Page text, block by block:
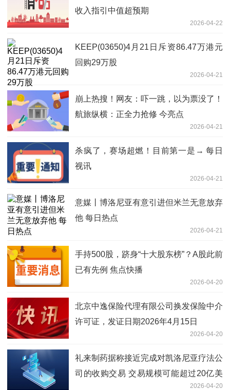
收入指引中值超预期
2026-04-22
KEEP(03650)4月21日斥资86.47万港元
回购29万股
2026-04-21
崩上热搜！网友：吓一跳，以为票没了！
航旅纵横：正全力抢修 今亮点
2026-04-21
杀疯了，赛场超燃！目前第一是→ 每日
视讯
2026-04-21
意媒丨博洛尼亚有意引进但米兰无意放弃
他 每日热点
2026-04-21
手持500股，跻身“十大股东榜”？A股此前
已有先例 焦点快播
2026-04-20
北京中逸保险代理有限公司换发保险中介
许可证，发证日期2026年4月15日
2026-04-20
礼来制药据称接近完成对凯洛尼亚疗法公
司的收购交易 交易规模可能超过20亿美
2026-04-20